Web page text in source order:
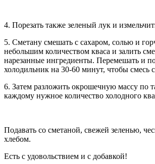
4. Порезать также зеленый лук и
5. Сметану смешать с сахаром, солью и
небольшим количеством кваса и залить
нарезанные ингредиенты. Перемешать и
холодильник на 30-60 минут, чтобы смесь
6. Затем разложить окрошечную массу по
каждому нужное количество холодного
Подавать со сметаной, свежей зеленью,
хлебом.
Есть с удовольствием и с добавкой!